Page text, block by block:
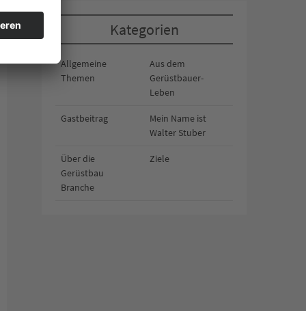
Kategorien
Allgemeine
Themen
Aus dem
Gerüstbauer-
Leben
Gastbeitrag
Mein Name ist
Walter Stuber
Über die
Gerüstbau
Branche
Ziele